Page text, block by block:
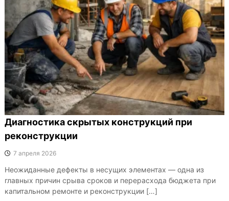
Диагностика скрытых конструкций при
реконструкции
7 апреля 2026
Неожиданные дефекты в несущих элементах — одна из
главных причин срыва сроков и перерасхода бюджета при
капитальном ремонте и реконструкции […]